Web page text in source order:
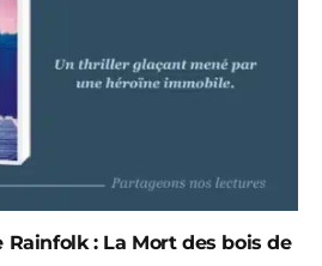
: La Mort des bois de